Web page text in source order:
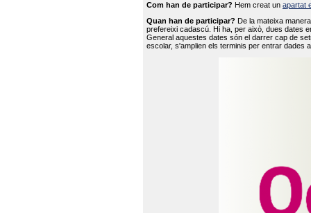
Com han de participar? Hem creat un apartat
Quan han de participar? De la mateixa
prefereixi cadascú. Hi ha, per això, dues dates
General aquestes dates són el darrer cap de
escolar, s'amplien els terminis per entrar dades